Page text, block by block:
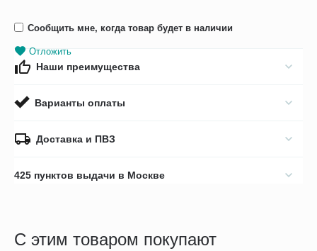
Сообщить мне, когда товар будет в наличии
Отложить
Наши преимущества
Варианты оплаты
Доставка и ПВЗ
425 пунктов выдачи в Москве
С этим товаром покупают